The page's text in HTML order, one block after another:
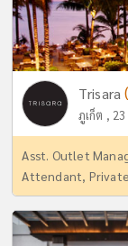
Trisara
ภูเก็ต ,
Asst. Outlet
Attendant,